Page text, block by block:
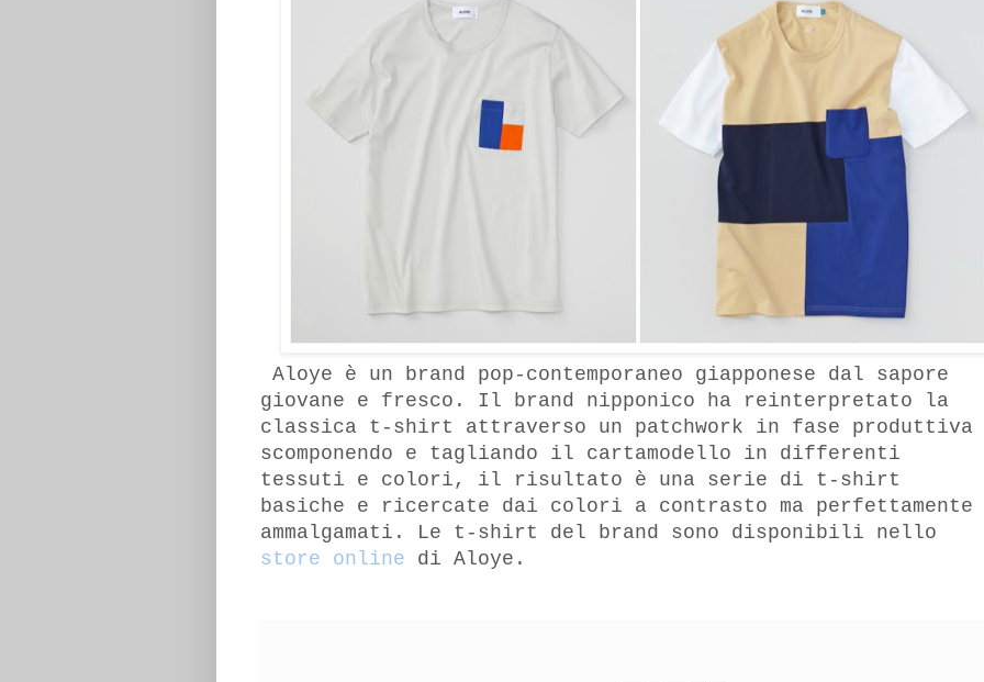
Aloye è un brand pop-contemporaneo giapponese dal sapore
giovane e fresco. Il brand nipponico ha reinterpretato la
classica t-shirt attraverso un patchwork in fase produttiva
scomponendo e tagliando il cartamodello in differenti
tessuti e colori, il risultato è una serie di t-shirt
basiche e ricercate dai colori a contrasto ma perfettamente
ammalgamati. Le t-shirt del brand sono disponibili nello
store online di Aloye.